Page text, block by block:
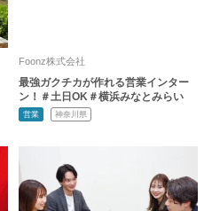
Foonz株式会社
最強ガクチカが作れる営業インター
ン！＃土日OK＃横浜みなとみらい
営業 神奈川県